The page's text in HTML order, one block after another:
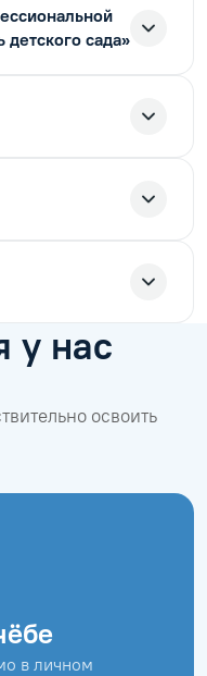
детского сада»
у нас
освоить
в личном